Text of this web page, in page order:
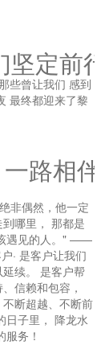
坚定前
些曾让我们 感到
最终都迎来了黎
路相伴
非偶然，他一定
哪里， 那都是
遇见的人。" ——
· 是客户让我们
续。 是客户帮
信赖和包容，
断超越、不断前
日子里， 降龙水
务！